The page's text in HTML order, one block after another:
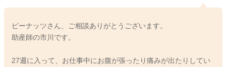
ピーナッツさん、ご相談ありがとうございます。
助産師の市川です。
27週に入って、お仕事中にお腹が張ったり痛みが出たりしてい